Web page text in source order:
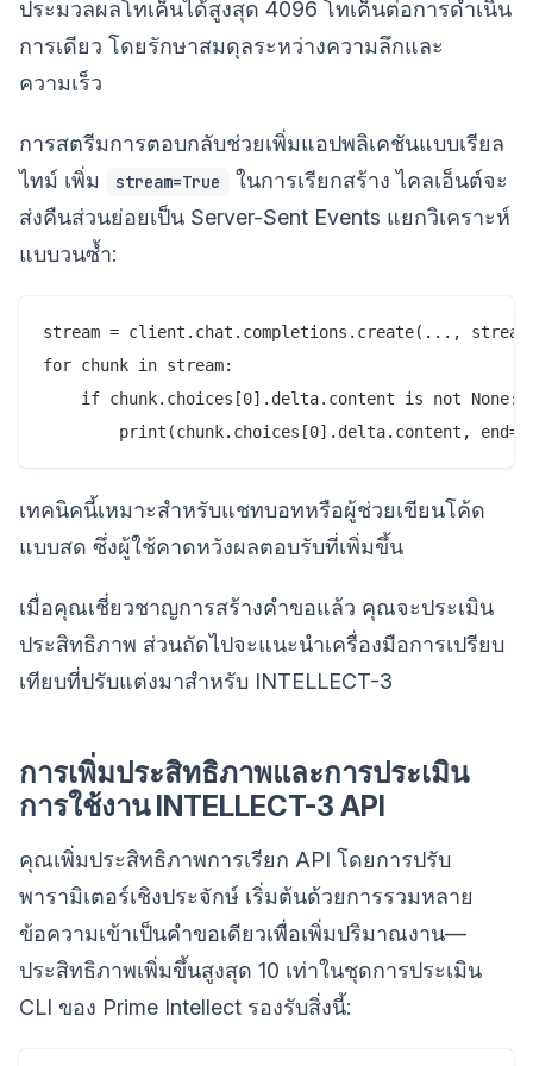
ประมวลผลโทเค็นได้สูงสุด 4096 โทเค็นต่อการดำเนิน
การเดียว โดยรักษาสมดุลระหว่างความลึกและ
ความเร็ว
การสตรีมการตอบกลับช่วยเพิ่มแอปพลิเคชันแบบเรียล
ไทม์ เพิ่ม
stream=True
ในการเรียกสร้าง ไคลเอ็นต์จะ
ส่งคืนส่วนย่อยเป็น Server-Sent Events แยกวิเคราะห์
แบบวนซ้ำ:
stream = client.chat.completions.create(...,
for chunk in stream:
    if chunk.choices[0].delta.content is not None:
เทคนิคนี้เหมาะสำหรับแชทบอทหรือผู้ช่วยเขียนโค้ด
แบบสด ซึ่งผู้ใช้คาดหวังผลตอบรับที่เพิ่มขึ้น
เมื่อคุณเชี่ยวชาญการสร้างคำขอแล้ว คุณจะประเมิน
ประสิทธิภาพ ส่วนถัดไปจะแนะนำเครื่องมือการเปรียบ
เทียบที่ปรับแต่งมาสำหรับ INTELLECT-3
การเพิ่มประสิทธิภาพและการประเมิน
การใช้งาน INTELLECT-3 API
คุณเพิ่มประสิทธิภาพการเรียก API โดยการปรับ
พารามิเตอร์เชิงประจักษ์ เริ่มต้นด้วยการรวมหลาย
ข้อความเข้าเป็นคำขอเดียวเพื่อเพิ่มปริมาณงาน—
ประสิทธิภาพเพิ่มขึ้นสูงสุด 10 เท่าในชุดการประเมิน
CLI ของ Prime Intellect รองรับสิ่งนี้: